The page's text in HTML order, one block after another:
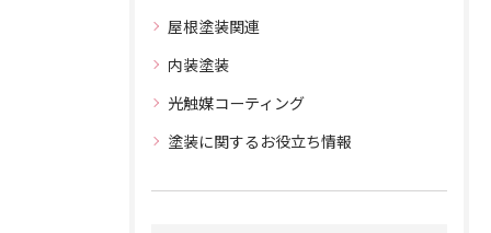
屋根塗装関連
内装塗装
光触媒コーティング
塗装に関するお役立ち情報